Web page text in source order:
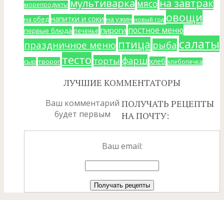
морепродукты мультиварка мясо на завтрак
на обед напитки и соки на ужин новый год овощи
первые блюда печенье пироги постное меню
праздничное меню птица рыба салаты
сыр творог тесто торты фарш хлеб хлебопечка
ЛУЧШИЕ КОММЕНТАТОРЫ
Ваш комментарий
будет первым
ПОЛУЧАТЬ РЕЦЕПТЫ
НА ПОЧТУ:
Ваш email: